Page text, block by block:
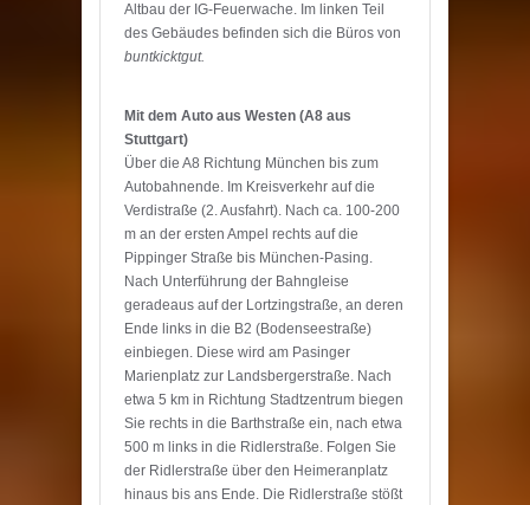
Altbau der IG-Feuerwache. Im linken Teil
des Gebäudes befinden sich die Büros von
buntkicktgut.
Mit dem Auto aus Westen (A8 aus
Stuttgart)
Über die A8 Richtung München bis zum
Autobahnende. Im Kreisverkehr auf die
Verdistraße (2. Ausfahrt). Nach ca. 100-200
m an der ersten Ampel rechts auf die
Pippinger Straße bis München-Pasing.
Nach Unterführung der Bahngleise
geradeaus auf der Lortzingstraße, an deren
Ende links in die B2 (Bodenseestraße)
einbiegen. Diese wird am Pasinger
Marienplatz zur Landsbergerstraße. Nach
etwa 5 km in Richtung Stadtzentrum biegen
Sie rechts in die Barthstraße ein, nach etwa
500 m links in die Ridlerstraße. Folgen Sie
der Ridlerstraße über den Heimeranplatz
hinaus bis ans Ende. Die Ridlerstraße stößt